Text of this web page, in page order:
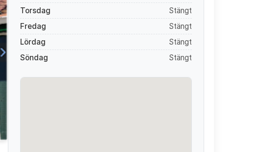
Torsdag
Stängt
Fredag
Stängt
Lördag
Stängt
Söndag
Stängt